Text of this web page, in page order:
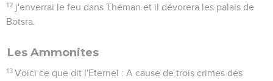
12 j'enverrai le feu dans Théman et il dévorera les palais de
Botsra.
Les Ammonites
13 Voici ce que dit l'Eternel : A cause de trois crimes des